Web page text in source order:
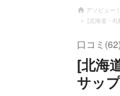
アソビュー！
[北海道・
口コミ(62)
[北海
サッ